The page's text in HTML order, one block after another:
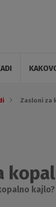
Zasloni za
kajlo?